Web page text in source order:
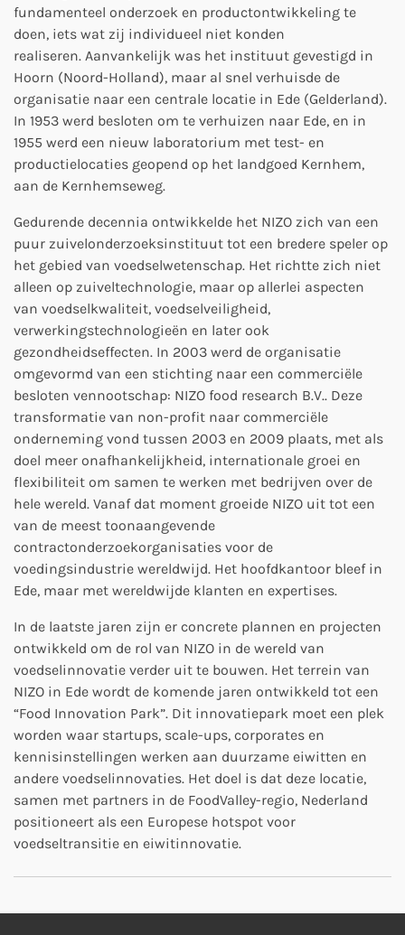
fundamenteel onderzoek en productontwikkeling te
doen, iets wat zij individueel niet konden
realiseren. Aanvankelijk was het instituut gevestigd in
Hoorn (Noord-Holland), maar al snel verhuisde de
organisatie naar een centrale locatie in Ede (Gelderland).
In 1953 werd besloten om te verhuizen naar Ede, en in
1955 werd een nieuw laboratorium met test- en
productielocaties geopend op het landgoed Kernhem,
aan de Kernhemseweg.
Gedurende decennia ontwikkelde het NIZO zich van een
puur zuivelonderzoeksinstituut tot een bredere speler op
het gebied van voedselwetenschap. Het richtte zich niet
alleen op zuiveltechnologie, maar op allerlei aspecten
van voedselkwaliteit, voedselveiligheid,
verwerkingstechnologieën en later ook
gezondheidseffecten. In 2003 werd de organisatie
omgevormd van een stichting naar een commerciële
besloten vennootschap: NIZO food research B.V.. Deze
transformatie van non-profit naar commerciële
onderneming vond tussen 2003 en 2009 plaats, met als
doel meer onafhankelijkheid, internationale groei en
flexibiliteit om samen te werken met bedrijven over de
hele wereld. Vanaf dat moment groeide NIZO uit tot een
van de meest toonaangevende
contractonderzoekorganisaties voor de
voedingsindustrie wereldwijd. Het hoofdkantoor bleef in
Ede, maar met wereldwijde klanten en expertises.
In de laatste jaren zijn er concrete plannen en projecten
ontwikkeld om de rol van NIZO in de wereld van
voedselinnovatie verder uit te bouwen. Het terrein van
NIZO in Ede wordt de komende jaren ontwikkeld tot een
“Food Innovation Park”. Dit innovatiepark moet een plek
worden waar startups, scale-ups, corporates en
kennisinstellingen werken aan duurzame eiwitten en
andere voedselinnovaties. Het doel is dat deze locatie,
samen met partners in de FoodValley-regio, Nederland
positioneert als een Europese hotspot voor
voedseltransitie en eiwitinnovatie.